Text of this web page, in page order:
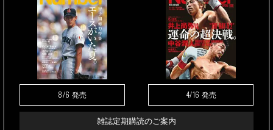
8/6 発売 4/16 発売
雑誌定期購読のご案内